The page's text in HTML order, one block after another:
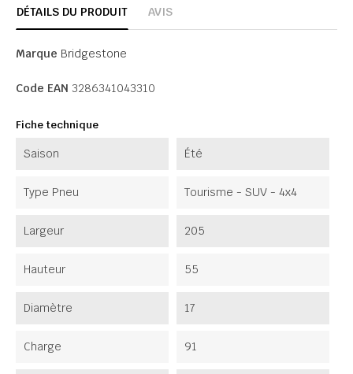
DÉTAILS DU PRODUIT AVIS
Marque Bridgestone
Code EAN 3286341043310
Fiche technique
Saison Été
Type Pneu Tourisme - SUV - 4x4
Largeur 205
Hauteur 55
Diamètre 17
Charge 91